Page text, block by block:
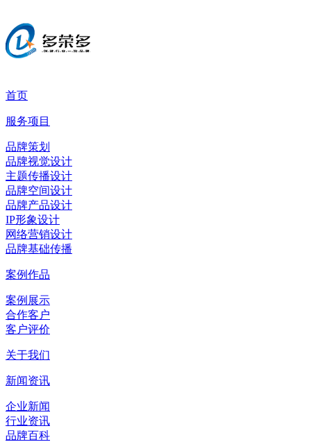
首页
服务项目
品牌策划
品牌视觉设计
主题传播设计
品牌空间设计
品牌产品设计
IP形象设计
网络营销设计
品牌基础传播
案例作品
案例展示
合作客户
客户评价
关于我们
新闻资讯
企业新闻
行业资讯
品牌百科